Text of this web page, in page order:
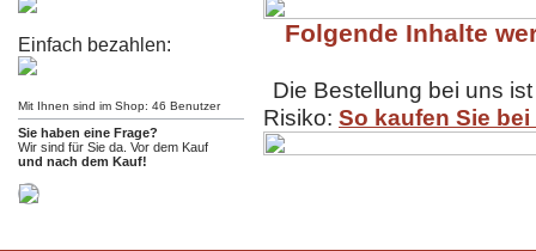
Einfach bezahlen:
Mit Ihnen sind im Shop: 46 Benutzer
Sie haben eine Frage?
Wir sind für Sie da. Vor dem Kauf
und nach dem Kauf!
Folgende Inhalte
Die Bestellung bei uns
Risiko: So kaufen Sie